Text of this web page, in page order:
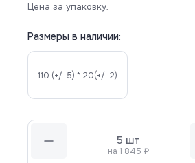
Цена за упаковку:
Размеры в наличии:
110 (+/-5) * 20(+/-2)
5 шт
на 1 845 ₽